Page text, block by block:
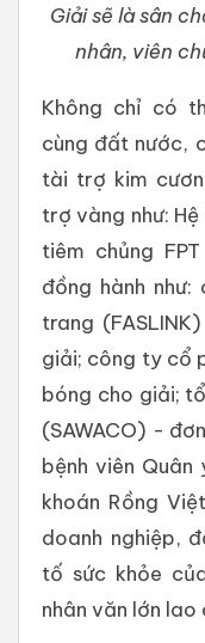
Giải sẽ là sân
nhân, viên
Không chỉ có
cùng đất nước,
tài trợ kim
trợ vàng như:
tiêm chủng
đồng hành
trang
giải; công ty cổ
bóng cho giải;
(SAWACO) -
bệnh viên
khoán Rồng
doanh nghiệp,
tố sức khỏe
nhân văn lớn